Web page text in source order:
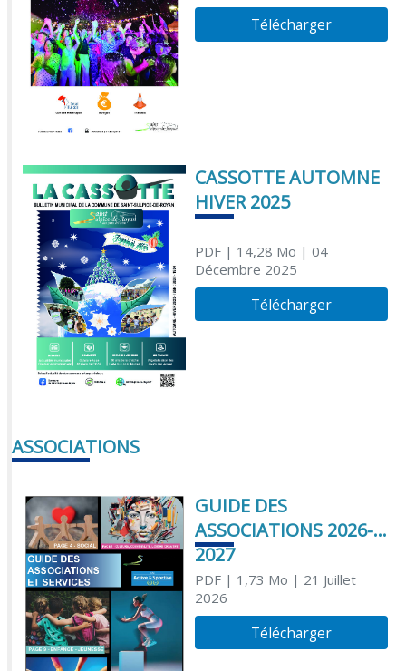
Télécharger
CASSOTTE AUTOMNE
HIVER 2025
PDF| 14,28 Mo | 04
Décembre 2025
Télécharger
ASSOCIATIONS
GUIDE DES
ASSOCIATIONS 2026-
2027
PDF| 1,73 Mo | 21 Juillet
2026
Télécharger